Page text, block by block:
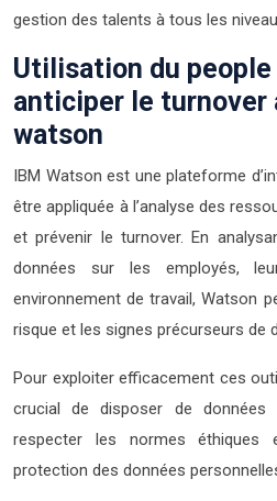
gestion des talents à tous les
Utilisation du
anticiper le turnover
watson
IBM Watson est une plateforme
être appliquée à l’analyse des
et prévenir le turnover. En
données sur les employés,
environnement de travail, Watson
risque et les signes précurseurs de
Pour exploiter efficacement ces
crucial de disposer de
respecter les normes
protection des données